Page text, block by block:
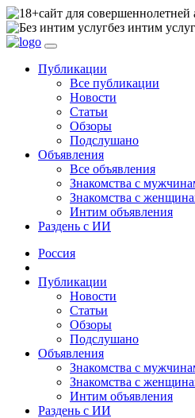
сайт для совершеннолетней
без интим услуг
Публикации
Все публикации
Новости
Статьи
Обзоры
Подслушано
Объявления
Все объявления
Знакомства с
Знакомства с
Интим объявления
Раздень с ИИ
Россия
Публикации
Новости
Статьи
Обзоры
Подслушано
Объявления
Знакомства с
Знакомства с
Интим объявления
Раздень с ИИ